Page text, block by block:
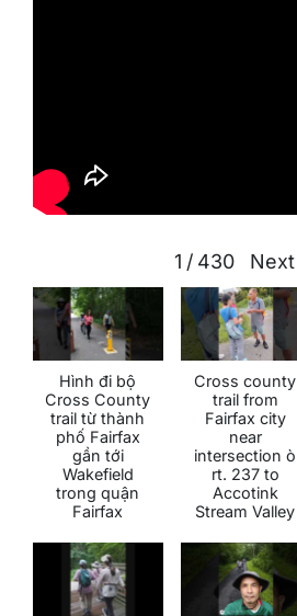
1 / 430 Next
Hình đi bộ
Cross County
trail từ thành
phố Fairfax
gần tới
Wakefield
trong quận
Fairfax
Cross county
trail from
Fairfax city
near
intersection ò
rt. 237 to
Accotink
Stream Valley